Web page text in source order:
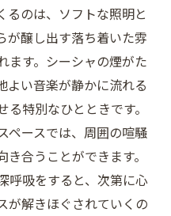
るのは、ソフトな照明と
が醸し出す落ち着いた雰
ます。シーシャの煙がた
よい音楽が静かに流れる
特別なひとときです。
ペースでは、周囲の喧騒
合うことができます。
呼吸をすると、次第に心
が解きほぐされていくの